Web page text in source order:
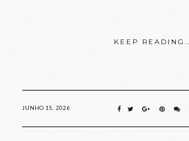
KEEP
JUNHO 15, 2026